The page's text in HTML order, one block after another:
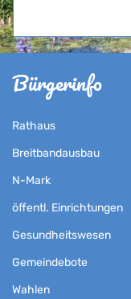
Bürgerinfo
Rathaus
Breitbandausbau
N-Mark
öffentl. Einrichtungen
Gesundheitswesen
Gemeindebote
Wahlen